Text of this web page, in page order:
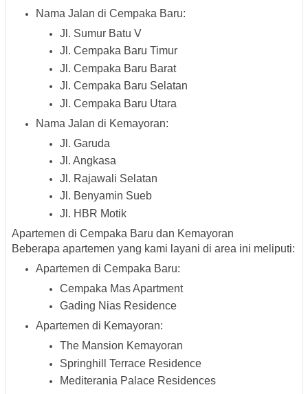
Nama Jalan di Cempaka Baru:
Jl. Sumur Batu V
Jl. Cempaka Baru Timur
Jl. Cempaka Baru Barat
Jl. Cempaka Baru Selatan
Jl. Cempaka Baru Utara
Nama Jalan di Kemayoran:
Jl. Garuda
Jl. Angkasa
Jl. Rajawali Selatan
Jl. Benyamin Sueb
Jl. HBR Motik
Apartemen di Cempaka Baru dan Kemayoran
Beberapa apartemen yang kami layani di area ini meliputi:
Apartemen di Cempaka Baru:
Cempaka Mas Apartment
Gading Nias Residence
Apartemen di Kemayoran:
The Mansion Kemayoran
Springhill Terrace Residence
Mediterania Palace Residences